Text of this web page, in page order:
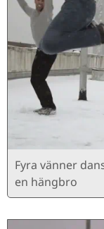
Fyra vänner
en hängbro